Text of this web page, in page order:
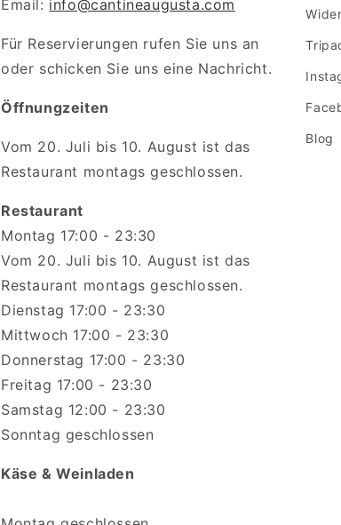
Email: info@cantineaugusta.com
Für Reservierungen rufen Sie uns an
oder schicken Sie uns eine Nachricht.
Öffnungzeiten
Vom 20. Juli bis 10. August ist das
Restaurant montags geschlossen.
Restaurant
Montag 17:00 - 23:30
Vom 20. Juli bis 10. August ist das
Restaurant montags geschlossen.
Dienstag 17:00 - 23:30
Mittwoch 17:00 - 23:30
Donnerstag 17:00 - 23:30
Freitag 17:00 - 23:30
Samstag 12:00 - 23:30
Sonntag geschlossen
Käse & Weinladen
Blog